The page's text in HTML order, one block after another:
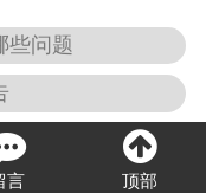
些问题
言 顶部